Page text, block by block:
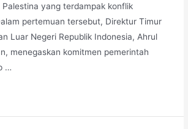
yang terdampak konflik
pertemuan tersebut, Direktur Timur
Luar Negeri Republik Indonesia, Ahrul
menegaskan komitmen pemerintah
…